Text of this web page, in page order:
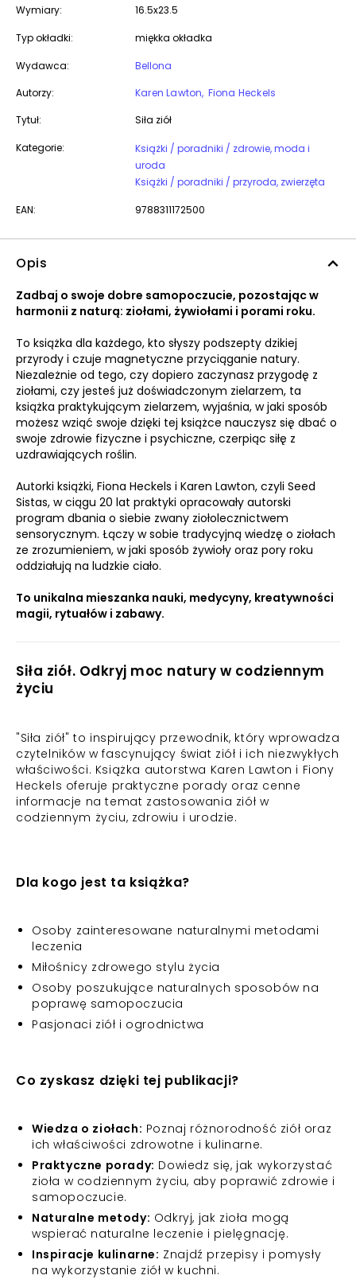
Wymiary: 16.5x23.5
Typ okładki: miękka okładka
Wydawca:
Bellona
Autorzy:
Karen Lawton Fiona Heckels
Tytuł:
Siła ziół
Kategorie:
Książki / poradniki / zdrowie, moda i
uroda
Książki / poradniki / przyroda, zwierzęta
EAN: 9788311172500
Opis
Zadbaj o swoje dobre samopoczucie, pozostając w
harmonii z naturą: ziołami, żywiołami i porami roku.
To książka dla każdego, kto słyszy podszepty dzikiej
przyrody i czuje magnetyczne przyciąganie natury.
Niezależnie od tego, czy dopiero zaczynasz przygodę z
ziołami, czy jesteś już doświadczonym zielarzem, ta
książka praktykującym zielarzem, wyjaśnia, w jaki sposób
możesz wziąć swoje dzięki tej książce nauczysz się dbać o
swoje zdrowie fizyczne i psychiczne, czerpiąc siłę z
uzdrawiających roślin.
Autorki książki, Fiona Heckels i Karen Lawton, czyli Seed
Sistas, w ciągu 20 lat praktyki opracowały autorski
program dbania o siebie zwany ziołolecznictwem
sensorycznym. Łączy w sobie tradycyjną wiedzę o ziołach
ze zrozumieniem, w jaki sposób żywioły oraz pory roku
oddziałują na ludzkie ciało.
To unikalna mieszanka nauki, medycyny, kreatywności
magii, rytuałów i zabawy.
Siła ziół. Odkryj moc natury w codziennym
życiu
"Siła ziół" to inspirujący przewodnik, który wprowadza
czytelników w fascynujący świat ziół i ich niezwykłych
właściwości. Książka autorstwa Karen Lawton i Fiony
Heckels oferuje praktyczne porady oraz cenne
informacje na temat zastosowania ziół w
codziennym życiu, zdrowiu i urodzie.
Dla kogo jest ta książka?
Osoby zainteresowane naturalnymi metodami
leczenia
Miłośnicy zdrowego stylu życia
Osoby poszukujące naturalnych sposobów na
poprawę samopoczucia
Pasjonaci ziół i ogrodnictwa
Co zyskasz dzięki tej publikacji?
Wiedza o ziołach: Poznaj różnorodność ziół oraz
ich właściwości zdrowotne i kulinarne.
Praktyczne porady: Dowiedz się, jak wykorzystać
zioła w codziennym życiu, aby poprawić zdrowie i
samopoczucie.
Naturalne metody: Odkryj, jak zioła mogą
wspierać naturalne leczenie i pielęgnację.
Inspiracje kulinarne: Znajdź przepisy i pomysły
na wykorzystanie ziół w kuchni.